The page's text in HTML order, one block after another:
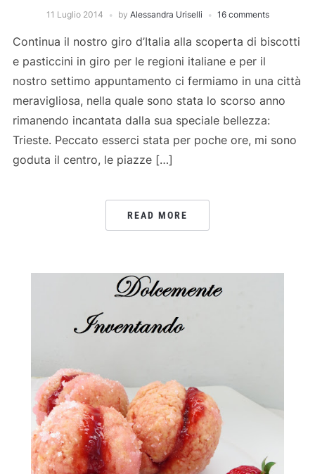
11 Luglio 2014 by Alessandra Uriselli 16 comments
Continua il nostro giro d’Italia alla scoperta di biscotti
e pasticcini in giro per le regioni italiane e per il
nostro settimo appuntamento ci fermiamo in una città
meravigliosa, nella quale sono stata lo scorso anno
rimanendo incantata dalla sua speciale bellezza:
Trieste. Peccato esserci stata per poche ore, mi sono
goduta il centro, le piazze […]
READ MORE